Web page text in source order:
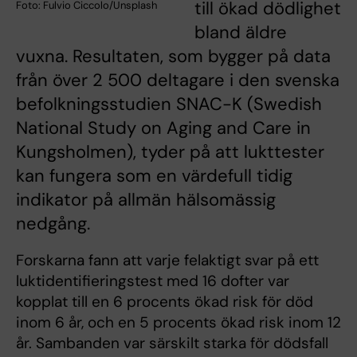
Foto: Fulvio Ciccolo/Unsplash
till ökad dödlighet
bland äldre
vuxna. Resultaten, som bygger på data
från över 2 500 deltagare i den svenska
befolkningsstudien SNAC-K (Swedish
National Study on Aging and Care in
Kungsholmen), tyder på att lukttester
kan fungera som en värdefull tidig
indikator på allmän hälsomässig
nedgång.
Forskarna fann att varje felaktigt svar på ett
luktidentifieringstest med 16 dofter var
kopplat till en 6 procents ökad risk för död
inom 6 år, och en 5 procents ökad risk inom 12
år. Sambanden var särskilt starka för dödsfall